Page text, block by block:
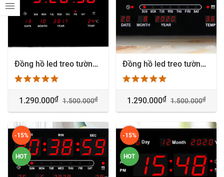
Đồng hồ led treo tường lịch vạn niên cao cấp - VN3919
1.290.000₫ 1.500.000₫
Đồng hồ led treo tường Giờ : Phút số lớn - HB3320-3
1.290.000₫ 1.500.000₫
-15%
HOT
-15%
HOT